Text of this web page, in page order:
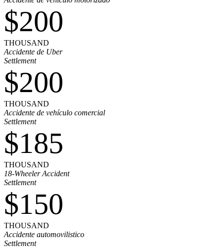
$200
THOUSAND
Accidente de Uber
Settlement
$200
THOUSAND
Accidente de vehículo comercial
Settlement
$185
THOUSAND
18-Wheeler Accident
Settlement
$150
THOUSAND
Accidente automovilistico
Settlement